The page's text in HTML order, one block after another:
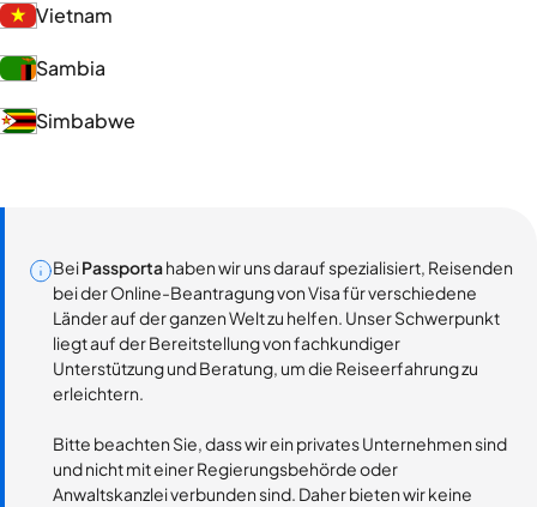
Vietnam
Sambia
Simbabwe
BeiPassportahaben wir uns darauf spezialisiert, Reisenden
bei der Online-Beantragung von Visa für verschiedene
Länder auf der ganzen Welt zu helfen. Unser Schwerpunkt
liegt auf der Bereitstellung von fachkundiger
Unterstützung und Beratung, um die Reiseerfahrung zu
erleichtern.
Bitte beachten Sie, dass wir ein privates Unternehmen sind
und nicht mit einer Regierungsbehörde oder
Anwaltskanzlei verbunden sind. Daher bieten wir keine